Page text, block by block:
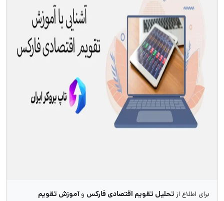
برای اطلاع از تحلیل تقویم اقتصادی فارکس و آموزش تقویم